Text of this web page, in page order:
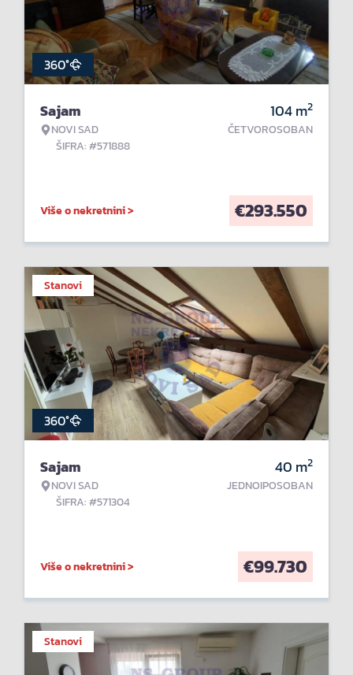
360°
Sajam
NOVI SAD
ŠIFRA: #571888
104m2
ČETVOROSOBAN
Više o nekretnini > €293.550
Stanovi
360°
Sajam
NOVI SAD
ŠIFRA: #571304
40 m2
JEDNOIPOSOBAN
Više o nekretnini > €99.730
Stanovi